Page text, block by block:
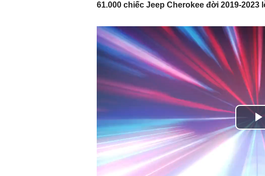
61.000 chiếc Jeep Cherokee đời 2019-